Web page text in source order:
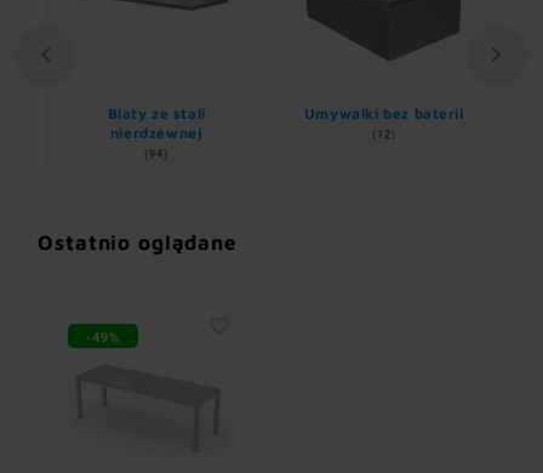
Blaty ze stali
nierdzewnej
(94)
Umywalki bez baterii
(12)
Ostatnio oglądane
-49%